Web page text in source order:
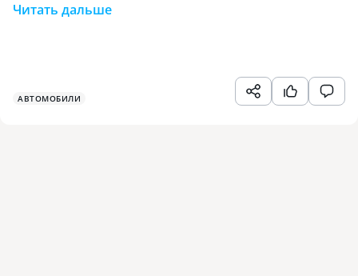
Читать дальше
АВТОМОБИЛИ